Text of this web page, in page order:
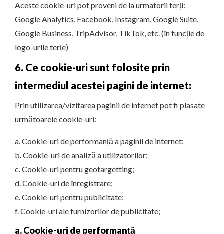
Aceste cookie-uri pot proveni de la urmatorii terți:
Google Analytics, Facebook, Instagram, Google Suite,
Google Business, TripAdvisor, TikTok, etc. (în funcție de
logo-urile terțe)
6. Ce cookie-uri sunt folosite prin
intermediul acestei pagini de internet:
Prin utilizarea/vizitarea paginii de internet pot fi plasate
următoarele cookie-uri:
a. Cookie-uri de performanță a paginii de internet;
b. Cookie-uri de analiză a utilizatorilor;
c. Cookie-uri pentru geotargetting;
d. Cookie-uri de înregistrare;
e. Cookie-uri pentru publicitate;
f. Cookie-uri ale furnizorilor de publicitate;
a. Cookie-uri de performanță